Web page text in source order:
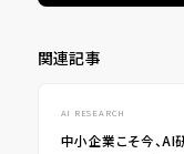
関連記事
AI RESEARCH
中小企業こそ今、AI